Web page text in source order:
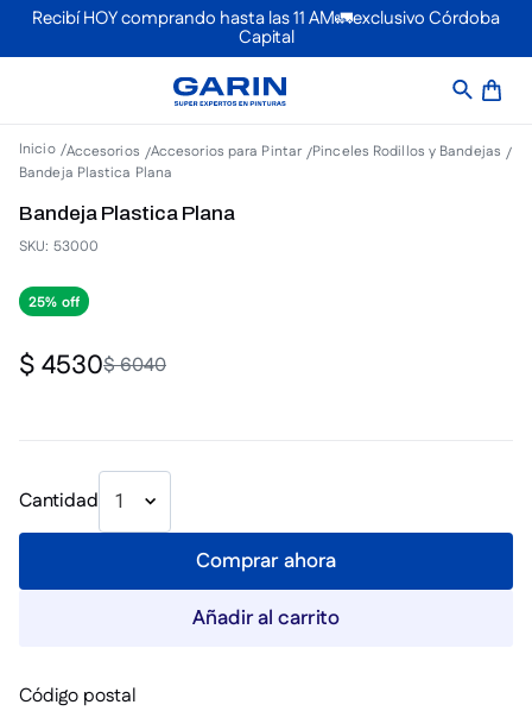
Recibí HOY comprando hasta las 11 AM🚛exclusivo Córdoba
Capital
Accesorios Accesorios para Pintar Pinceles Rodillos y Bandejas
Bandeja Plastica Plana
Bandeja Plastica Plana
SKU: 53000
25%
$6040
$4530
Cantidad 1
Comprar ahora
Añadir al carrito
Código postal